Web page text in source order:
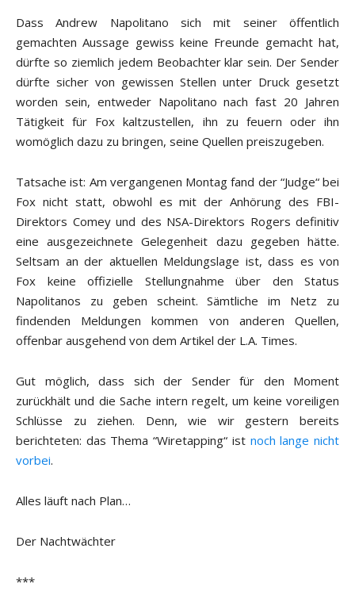
Dass Andrew Napolitano sich mit seiner öffentlich
gemachten Aussage gewiss keine Freunde gemacht hat,
dürfte so ziemlich jedem Beobachter klar sein. Der Sender
dürfte sicher von gewissen Stellen unter Druck gesetzt
worden sein, entweder Napolitano nach fast 20 Jahren
Tätigkeit für Fox kaltzustellen, ihn zu feuern oder ihn
womöglich dazu zu bringen, seine Quellen preiszugeben.
Tatsache ist: Am vergangenen Montag fand der “Judge“ bei
Fox nicht statt, obwohl es mit der Anhörung des FBI-
Direktors Comey und des NSA-Direktors Rogers definitiv
eine ausgezeichnete Gelegenheit dazu gegeben hätte.
Seltsam an der aktuellen Meldungslage ist, dass es von
Fox keine offizielle Stellungnahme über den Status
Napolitanos zu geben scheint. Sämtliche im Netz zu
findenden Meldungen kommen von anderen Quellen,
offenbar ausgehend von dem Artikel der L.A. Times.
Gut möglich, dass sich der Sender für den Moment
zurückhält und die Sache intern regelt, um keine voreiligen
Schlüsse zu ziehen. Denn, wie wir gestern bereits
berichteten: das Thema “Wiretapping“ ist noch lange nicht
vorbei.
Alles läuft nach Plan…
Der Nachtwächter
***